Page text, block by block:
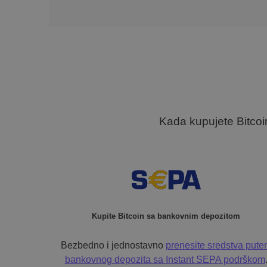
Kada kupujete
Kupite Bitcoin sa bankovnim depozitom
Bezbedno i jednostavno prenesite sredstva
bankovnog depozita sa Instant SEPA podrškom.